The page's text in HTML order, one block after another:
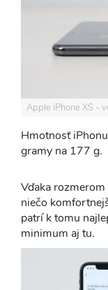
Apple iPhone XS -
Hmotnosť
gramy na 177 g.
Vďaka
niečo
patrí k tomu
minimum aj tu.